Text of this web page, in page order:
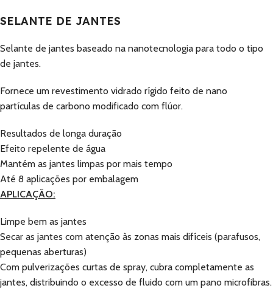
SELANTE DE JANTES
Selante de jantes baseado na nanotecnologia para todo o tipo
de jantes.
Fornece um revestimento vidrado rígido feito de nano
partículas de carbono modificado com flúor.
Resultados de longa duração
Efeito repelente de água
Mantém as jantes limpas por mais tempo
Até 8 aplicações por embalagem
APLICAÇÃO:
Limpe bem as jantes
Secar as jantes com atenção às zonas mais difíceis (parafusos,
pequenas aberturas)
Com pulverizações curtas de spray, cubra completamente as
jantes, distribuindo o excesso de fluido com um pano microfibras.